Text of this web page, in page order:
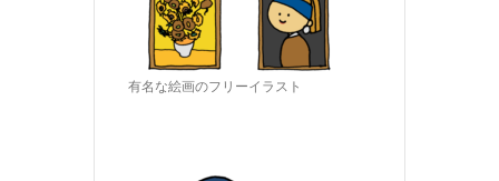
有名な絵画のフリーイラスト